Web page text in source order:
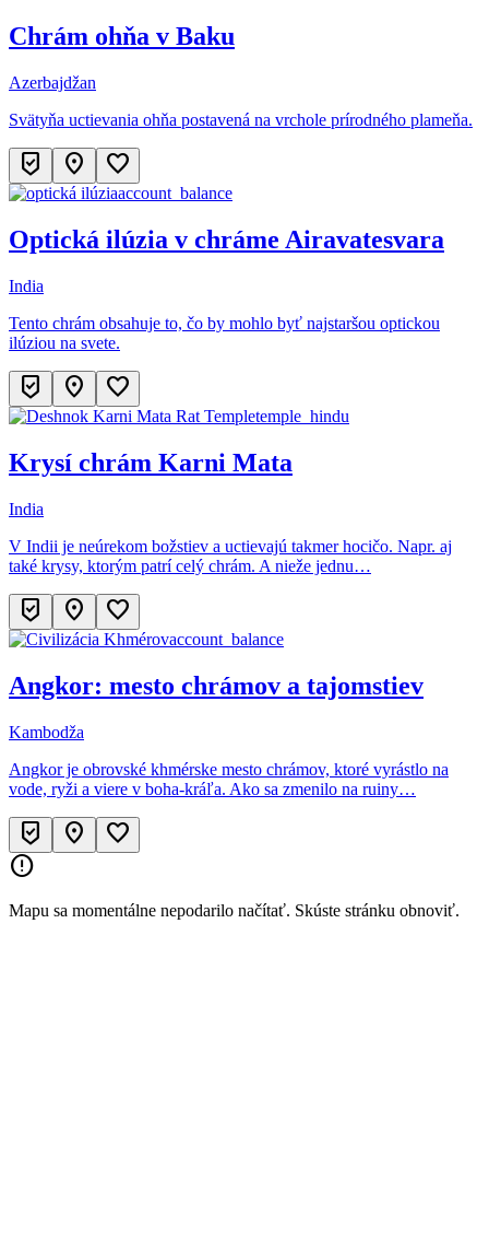
Chrám ohňa v Baku
Azerbajdžan
Svätyňa uctievania ohňa postavená na vrchole prírodného plameňa.
beenhere location_on favorite
account_balance
Optická ilúzia v chráme Airavatesvara
India
Tento chrám obsahuje to, čo by mohlo byť najstaršou optickou
ilúziou na svete.
beenhere location_on favorite
temple_hindu
Krysí chrám Karni Mata
India
V Indii je neúrekom božstiev a uctievajú takmer hocičo. Napr. aj
také krysy, ktorým patrí celý chrám. A nieže jednu…
beenhere location_on favorite
account_balance
Angkor: mesto chrámov a tajomstiev
Kambodža
Angkor je obrovské khmérske mesto chrámov, ktoré vyrástlo na
vode, ryži a viere v boha-kráľa. Ako sa zmenilo na ruiny…
beenhere location_on
favorite
error_outline
Mapu sa momentálne nepodarilo načítať. Skúste stránku obnoviť.